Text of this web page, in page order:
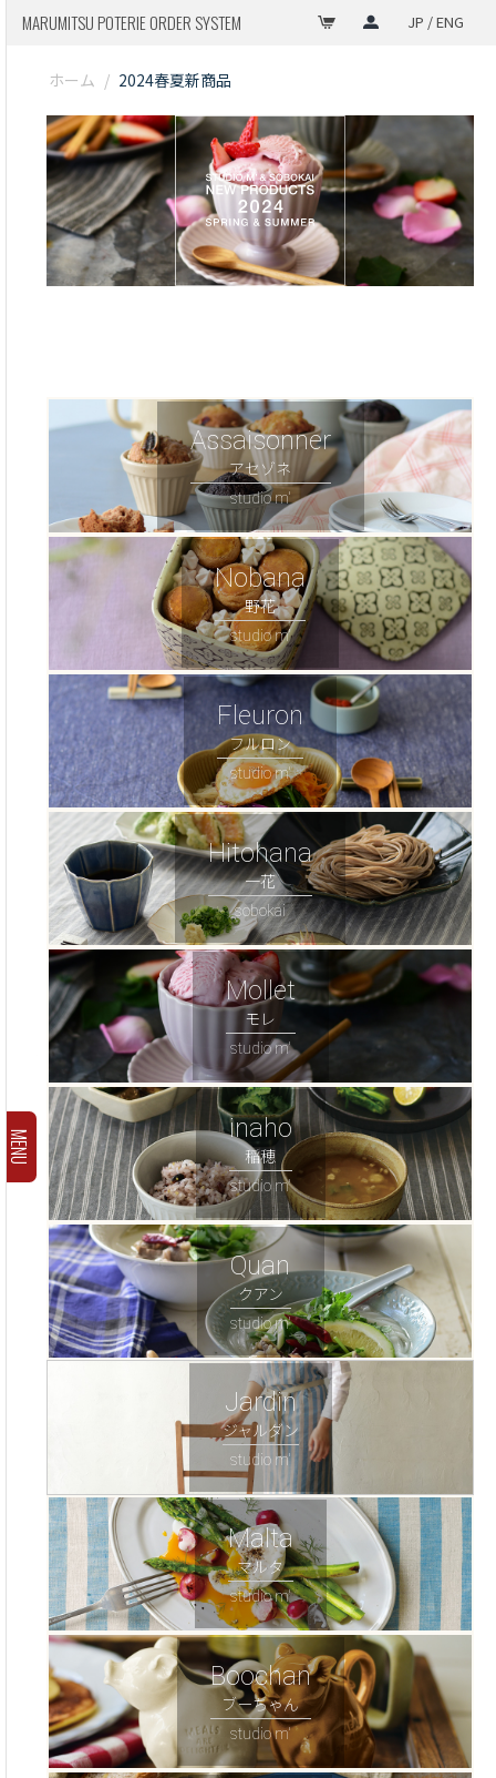
MARUMITSU POTERIE ORDER SYSTEM JP / ENG
MENU
ホーム / 2024春夏新商品
Assaisonner
アセゾネ
studio m'
Nobana
野花
studio m'
Fleuron
フルロン
studio m'
Hitohana
一花
sobokai
Mollet
モレ
studio m'
inaho
稲穂
studio m'
Quan
クアン
studio m'
Jardin
ジャルダン
studio m'
Malta
マルタ
studio m'
Boochan
ブーちゃん
studio m'